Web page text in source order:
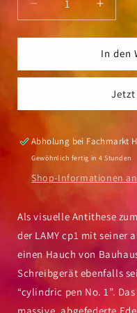
Verringere
die
Menge
Füllhalter
black
Erhöhe
die
Menge
für
cp1
black
In den
Jetzt
Abholung bei Fachmarkt
Gewöhnlich fertig in 4 Stunden
Shop-Informationen
Als visuelle Antithese
der LAMY cp1 mit seiner
einen Hauch von
Schreibgerät ebenfalls
“cylindric pen No. 1”.
massive, abgefederte